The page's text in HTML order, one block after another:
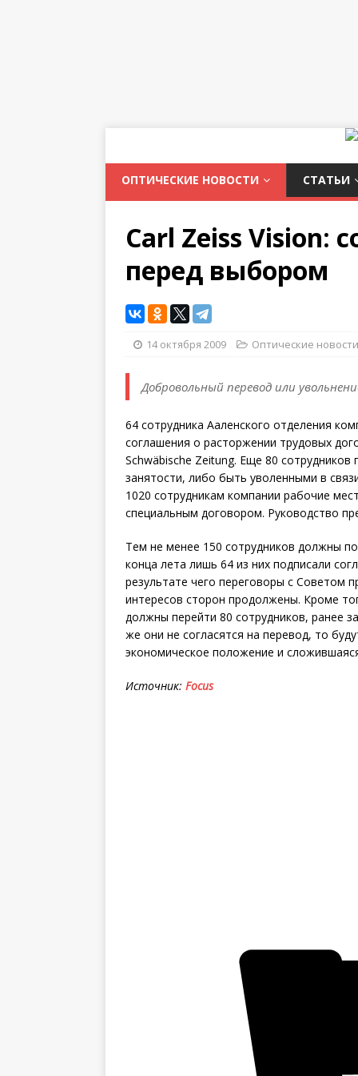
ОПТИЧЕСКИЕ НОВОСТИ СТАТЬИ
Carl Zeiss Vision:
перед выбором
14 октября 2009 Оптические новости
Добровольный перевод или
64 сотрудника Ааленского отделения
соглашения о расторжении трудовых
Schwäbische Zeitung. Еще 80
занятости, либо быть уволенными в
1020 сотрудникам компании рабочие
специальным договором. Руководство
Тем не менее 150 сотрудников должны
конца лета лишь 64 из них подписали
результате чего переговоры с Советом
интересов сторон продолжены. Кроме
должны перейти 80 сотрудников, ранее
же они не согласятся на перевод, то
экономическое положение и
Источник: Focus